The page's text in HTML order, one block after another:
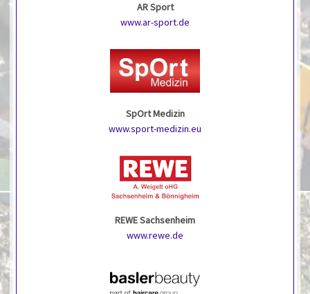
AR Sport
www.ar-sport.de
SpOrt Medizin
www.sport-medizin.eu
REWE Sachsenheim
www.rewe.de